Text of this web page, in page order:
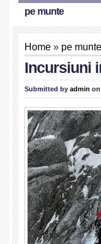
pe munte
Home » pe munte
Incursiuni
Submitted by admin on